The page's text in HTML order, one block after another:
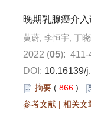
晚期乳腺癌介
黄蔚, 李恒宇, 丁
2022 (05): 411-
DOI: 10.16139/
摘要 ( 866 )
参考文献 | 相关文